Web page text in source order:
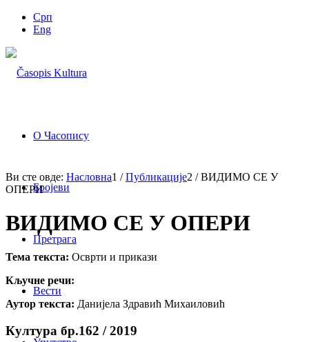
Срп
Eng
О Часопису
Бројеви
Претрага
Вести
Ви сте овде: Насловна1 / Публикације2 / ВИДИМО СЕ У
ОПЕРИ
ВИДИМО СЕ У ОПЕРИ
Тема текста: Осврти и прикази
Кључне речи:
Аутор текста: Данијела Здравић Михаиловић
Култура бр.162 / 2019